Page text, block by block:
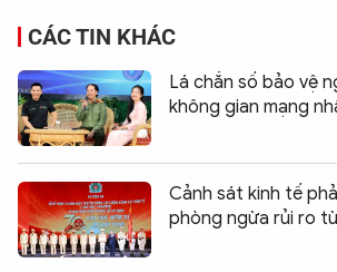
CÁC TIN KHÁC
Lá chắn số bảo vệ
không gian mạng
Cảnh sát kinh tế
phòng ngừa rủi ro